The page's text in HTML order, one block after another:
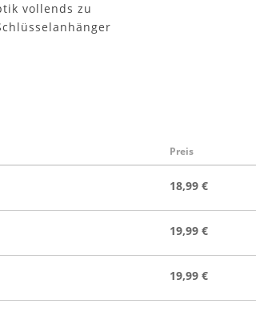
vollends zu
Preis
18,99 €
19,99 €
19,99 €